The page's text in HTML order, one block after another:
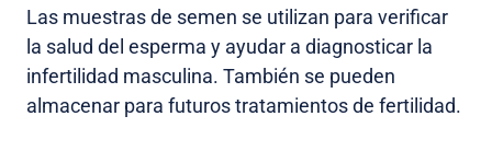
Las muestras de semen se utilizan para verificar
la salud del esperma y ayudar a diagnosticar la
infertilidad masculina. También se pueden
almacenar para futuros tratamientos de fertilidad.